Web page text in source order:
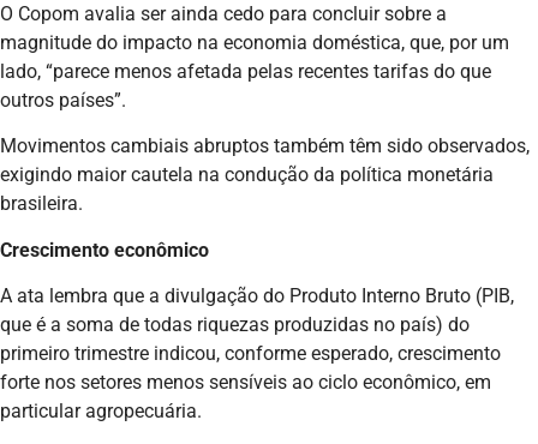
O Copom avalia ser ainda cedo para concluir sobre a
magnitude do impacto na economia doméstica, que, por um
lado, “parece menos afetada pelas recentes tarifas do que
outros países”.
Movimentos cambiais abruptos também têm sido observados,
exigindo maior cautela na condução da política monetária
brasileira.
Crescimento econômico
A ata lembra que a divulgação do Produto Interno Bruto (PIB,
que é a soma de todas riquezas produzidas no país) do
primeiro trimestre indicou, conforme esperado, crescimento
forte nos setores menos sensíveis ao ciclo econômico, em
particular agropecuária.